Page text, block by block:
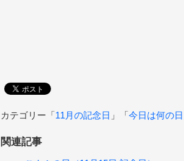
カテゴリー「11月の記念日 」「今日は何の日
関連記事